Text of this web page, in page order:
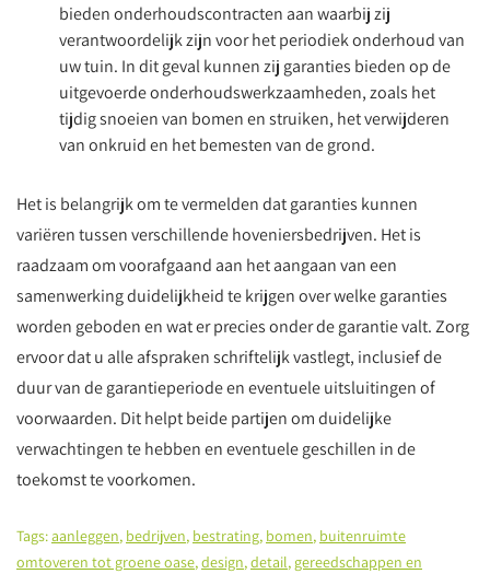
bieden onderhoudscontracten aan waarbij zij
verantwoordelijk zijn voor het periodiek onderhoud van
uw tuin. In dit geval kunnen zij garanties bieden op de
uitgevoerde onderhoudswerkzaamheden, zoals het
tijdig snoeien van bomen en struiken, het verwijderen
van onkruid en het bemesten van de grond.
Het is belangrijk om te vermelden dat garanties kunnen
variëren tussen verschillende hoveniersbedrijven. Het is
raadzaam om voorafgaand aan het aangaan van een
samenwerking duidelijkheid te krijgen over welke garanties
worden geboden en wat er precies onder de garantie valt. Zorg
ervoor dat u alle afspraken schriftelijk vastlegt, inclusief de
duur van de garantieperiode en eventuele uitsluitingen of
voorwaarden. Dit helpt beide partijen om duidelijke
verwachtingen te hebben en eventuele geschillen in de
toekomst te voorkomen.
Tags:aanleggen, bedrijven, bestrating, bomen, buitenruimte
omtoveren tot groene oase,design,detail, gereedschappen en